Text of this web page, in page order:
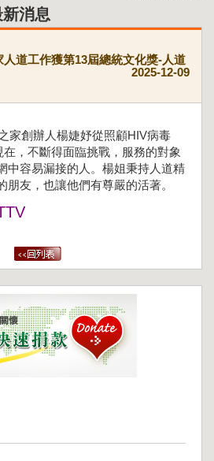
消息
人道工作獲第13屆總統文化獎-人道
2025-12-09
家創辦人楊婕妤從照顧HIV病毒
，不斷得面臨挑戰，服務的對象
中容易漏接的人。楊姐秉持人道精
朋友，也讓他們有尊嚴的活著。